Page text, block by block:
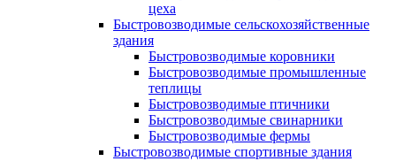
цеха
Быстровозводимые сельскохозяйственные
здания
Быстровозводимые коровники
Быстровозводимые промышленные
теплицы
Быстровозводимые птичники
Быстровозводимые свинарники
Быстровозводимые фермы
Быстровозводимые спортивные здания